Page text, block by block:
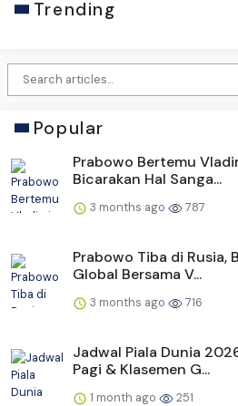
Trending
Popular
Prabowo Bertemu
Bicarakan Hal Sanga...
3 months ago 787
Prabowo Tiba di Rusia,
Global Bersama V...
3 months ago 716
Jadwal Piala Dunia
Pagi & Klasemen G...
1 month ago 251